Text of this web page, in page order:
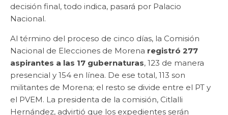
decisión final, todo indica, pasará por Palacio
Nacional.
Al término del proceso de cinco días, la Comisión
Nacional de Elecciones de Morena registró 277
aspirantes a las 17 gubernaturas, 123 de manera
presencial y 154 en línea. De ese total, 113 son
militantes de Morena; el resto se divide entre el PT y
el PVEM. La presidenta de la comisión, Citlalli
Hernández, advirtió que los expedientes serán